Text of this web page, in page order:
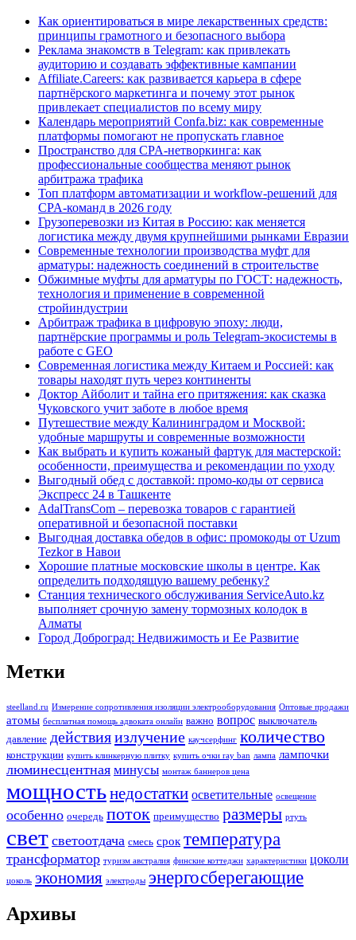
Как ориентироваться в мире лекарственных средств:
принципы грамотного и безопасного выбора
Реклама знакомств в Telegram: как привлекать
аудиторию и создавать эффективные кампании
Affiliate.Careers: как развивается карьера в сфере
партнёрского маркетинга и почему этот рынок
привлекает специалистов по всему миру
Календарь мероприятий Confa.biz: как современные
платформы помогают не пропускать главное
Пространство для CPA-нетворкинга: как
профессиональные сообщества меняют рынок
арбитража трафика
Топ платформ автоматизации и workflow-решений для
CPA-команд в 2026 году
Грузоперевозки из Китая в Россию: как меняется
логистика между двумя крупнейшими рынками Евразии
Современные технологии производства муфт для
арматуры: надежность соединений в строительстве
Обжимные муфты для арматуры по ГОСТ: надежность,
технология и применение в современной
стройиндустрии
Арбитраж трафика в цифровую эпоху: люди,
партнёрские программы и роль Telegram-экосистемы в
работе с GEO
Современная логистика между Китаем и Россией: как
товары находят путь через континенты
Доктор Айболит и тайна его притяжения: как сказка
Чуковского учит заботе в любое время
Путешествие между Калининградом и Москвой:
удобные маршруты и современные возможности
Как выбрать и купить кожаный фартук для мастерской:
особенности, преимущества и рекомендации по уходу
Выгодный обед с доставкой: промо-коды от сервиса
Экспресс 24 в Ташкенте
AdalTransCom – перевозка товаров с гарантией
оперативной и безопасной поставки
Выгодная доставка обедов в офис: промокоды от Uzum
Tezkor в Навои
Хорошие платные московские школы в центре. Как
определить подходящую вашему ребенку?
Станция технического обслуживания ServiceAuto.kz
выполняет срочную замену тормозных колодок в
Алматы
Город Доброград: Недвижимость и Ее Развитие
Метки
steelland.ru Измерение сопротивления изоляции электрооборудования Оптовые продажи
атомы бесплатная помощь адвоката онлайн важно вопрос выключатель
давление действияизлучение каучсерфинг количество
конструкции купить клинкерную плитку купить очки ray ban лампа лампочки
люминесцентная минусы монтаж баннеров цена
мощностьнедостатки осветительные освещение
особенно очередь поток преимущество размеры ртуть
свет светоотдача смесь срок температура
трансформатор туризм австралия финские коттеджи характеристики цоколи
цоколь экономия электроды энергосберегающие
Архивы